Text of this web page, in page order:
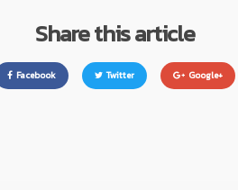
Share this article
Facebook Twitter Google+